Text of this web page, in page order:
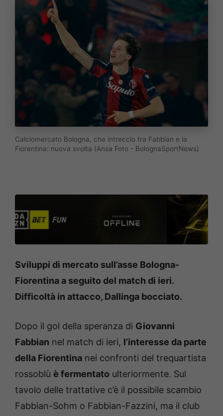
Calciomercato Bologna, che intreccio tra Fabbian e la
Fiorentina: nuova svolta (Ansa Foto - BolognaSportNews)
Sviluppi di mercato sull’asse Bologna-
Fiorentina a seguito del match di ieri.
Difficoltà in attacco, Dallinga bocciato.
Dopo il gol della speranza di Giovanni
Fabbian nel match di ieri, l’interesse da parte
della Fiorentina nei confronti del trequartista
rossoblù è fermentato ulteriormente. Sul
tavolo delle trattative c’è il possibile scambio
Fabbian-Sohm o Fabbian-Fazzini, ma il club